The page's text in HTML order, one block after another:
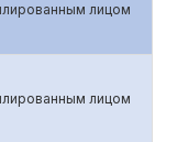
лицом
лицом